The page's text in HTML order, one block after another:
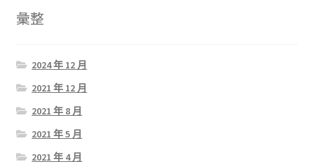
彙整
2024 年 12 月
2021 年 12 月
2021 年 8 月
2021 年 5 月
2021 年 4 月